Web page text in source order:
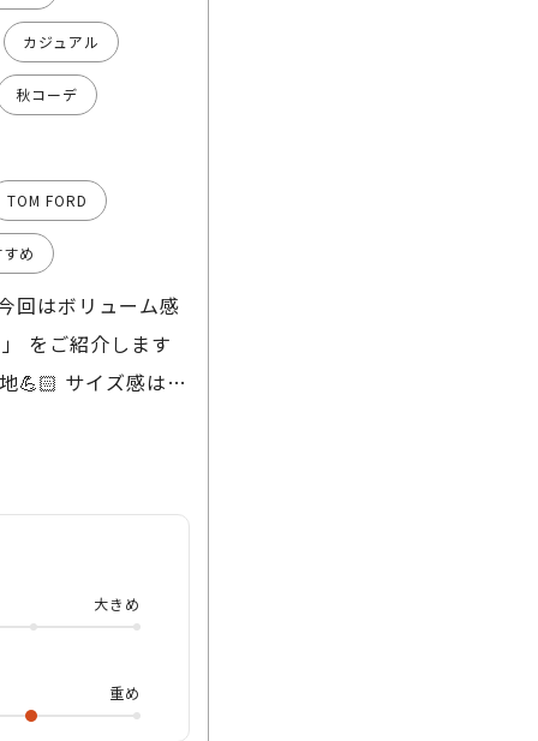
カジュアル
秋コーデ
TOM FORD
め
回はボリューム感
をご紹介します
💪🏻 サイズ感はか
るラグジュアリー
みて下さいねっ🐶
大きめ
重め